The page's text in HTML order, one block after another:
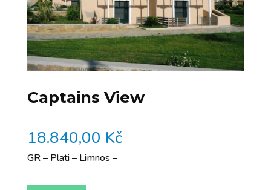
Captains View
18.840,00 Kč
GR – Plati – Limnos –